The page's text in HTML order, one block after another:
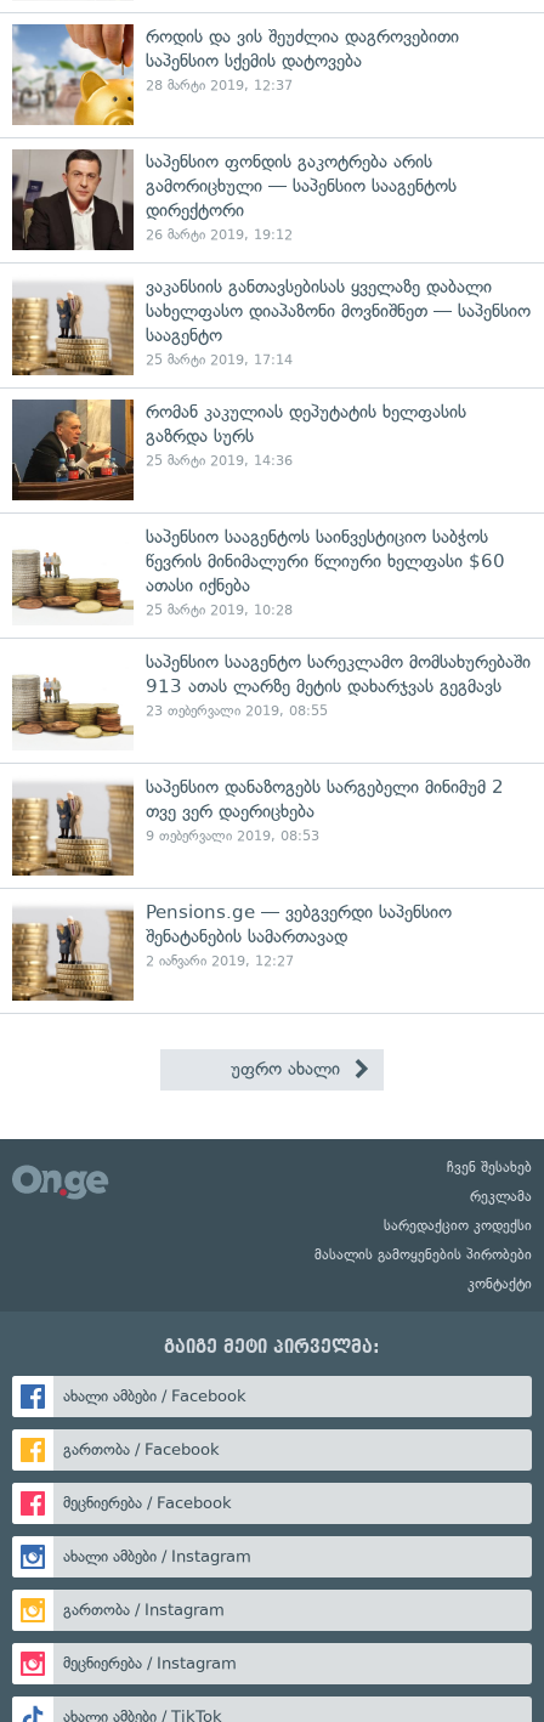
როდის და ვის შეუძლია დაგროვებითი
საპენსიო სქემის დატოვება
28 მარტი 2019, 12:37
საპენსიო ფონდის გაკოტრება არის
გამორიცხული — საპენსიო სააგენტოს
დირექტორი
26 მარტი 2019, 19:12
ვაკანსიის განთავსებისას ყველაზე დაბალი
სახელფასო დიაპაზონი მოვნიშნეთ — საპენსიო
სააგენტო
25 მარტი 2019, 17:14
რომან კაკულიას დეპუტატის ხელფასის
გაზრდა სურს
25 მარტი 2019, 14:36
საპენსიო სააგენტოს საინვესტიციო საბჭოს
წევრის მინიმალური წლიური ხელფასი $60
ათასი იქნება
25 მარტი 2019, 10:28
საპენსიო სააგენტო სარეკლამო მომსახურებაში
913 ათას ლარზე მეტის დახარჯვას გეგმავს
23 თებერვალი 2019, 08:55
საპენსიო დანაზოგებს სარგებელი მინიმუმ 2
თვე ვერ დაერიცხება
9 თებერვალი 2019, 08:53
Pensions.ge — ვებგვერდი საპენსიო
შენატანების სამართავად
2 იანვარი 2019, 12:27
უფრო ახალი
ჩვენ შესახებ
რეკლამა
სარედაქციო კოდექსი
მასალის გამოყენების პირობები
კონტაქტი
გაიგე მეტი პირველმა:
ახალი ამბები / Facebook
გართობა / Facebook
მეცნიერება / Facebook
ახალი ამბები / Instagram
გართობა / Instagram
მეცნიერება / Instagram
ახალი ამბები / TikTok